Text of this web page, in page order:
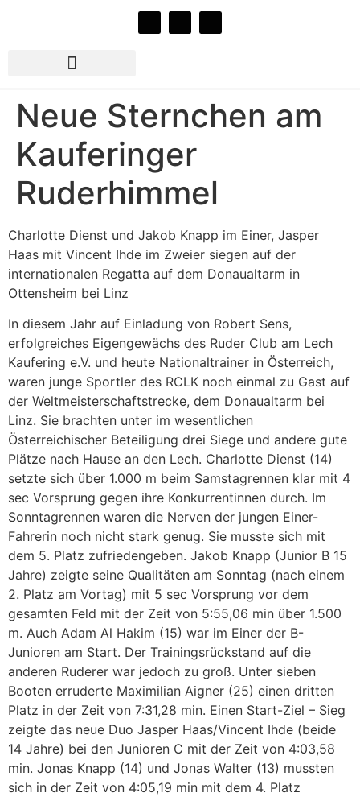
Neue Sternchen am
Kauferinger
Ruderhimmel
Charlotte Dienst und Jakob Knapp im Einer, Jasper
Haas mit Vincent Ihde im Zweier siegen auf der
internationalen Regatta auf dem Donaualtarm in
Ottensheim bei Linz
In diesem Jahr auf Einladung von Robert Sens,
erfolgreiches Eigengewächs des Ruder Club am Lech
Kaufering e.V. und heute Nationaltrainer in Österreich,
waren junge Sportler des RCLK noch einmal zu Gast auf
der Weltmeisterschaftstrecke, dem Donaualtarm bei
Linz. Sie brachten unter im wesentlichen
Österreichischer Beteiligung drei Siege und andere gute
Plätze nach Hause an den Lech. Charlotte Dienst (14)
setzte sich über 1.000 m beim Samstagrennen klar mit 4
sec Vorsprung gegen ihre Konkurrentinnen durch. Im
Sonntagrennen waren die Nerven der jungen Einer-
Fahrerin noch nicht stark genug. Sie musste sich mit
dem 5. Platz zufriedengeben. Jakob Knapp (Junior B 15
Jahre) zeigte seine Qualitäten am Sonntag (nach einem
2. Platz am Vortag) mit 5 sec Vorsprung vor dem
gesamten Feld mit der Zeit von 5:55,06 min über 1.500
m. Auch Adam Al Hakim (15) war im Einer der B-
Junioren am Start. Der Trainingsrückstand auf die
anderen Ruderer war jedoch zu groß. Unter sieben
Booten erruderte Maximilian Aigner (25) einen dritten
Platz in der Zeit von 7:31,28 min. Einen Start-Ziel – Sieg
zeigte das neue Duo Jasper Haas/Vincent Ihde (beide
14 Jahre) bei den Junioren C mit der Zeit von 4:03,58
min. Jonas Knapp (14) und Jonas Walter (13) mussten
sich in der Zeit von 4:05,19 min mit dem 4. Platz